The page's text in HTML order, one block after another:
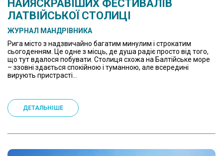
НАЙЯСКРАВІШИХ ФЕСТИВАЛІВ
ЛАТВІЙСЬКОЇ СТОЛИЦІ
ЖУРНАЛ МАНДРІВНИКА
Рига місто з надзвичайно багатим минулим і строкатим
сьогоденням. Це одне з місць, де душа радіє просто від того,
що тут вдалося побувати. Столиця схожа на Балтійське море
– ззовні здається спокійною і туманною, але всередині
вирують пристрасті...
ДЕТАЛЬНІШЕ